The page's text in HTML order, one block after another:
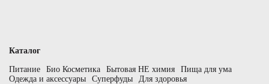
Каталог
Питание Био Косметика Бытовая НЕ химия
Пища для ума
Одежда и аксессуары
Суперфуды Для здоровья